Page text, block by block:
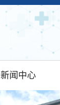
新闻中心